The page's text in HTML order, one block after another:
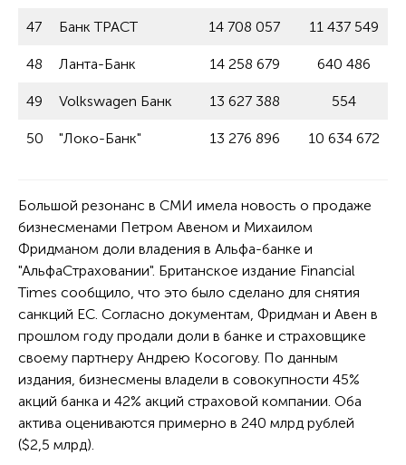
47 Банк ТРАСТ 14 708 057 11 437 549
48 Ланта-Банк 14 258 679 640 486
49 Volkswagen Банк 13 627 388 554
50 "Локо-Банк" 13 276 896 10 634 672
Большой резонанс в СМИ имела новость о продаже
бизнесменами Петром Авеном и Михаилом
Фридманом доли владения в Альфа-банке и
"АльфаСтраховании". Британское издание Financial
Times сообщило, что это было сделано для снятия
санкций ЕС. Согласно документам, Фридман и Авен в
прошлом году продали доли в банке и страховщике
своему партнеру Андрею Косогову. По данным
издания, бизнесмены владели в совокупности 45%
акций банка и 42% акций страховой компании. Оба
актива оцениваются примерно в 240 млрд рублей
($2,5 млрд).